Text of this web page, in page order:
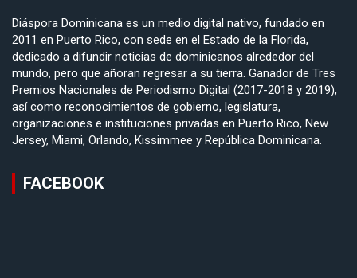
Diáspora Dominicana es un medio digital nativo, fundado en
2011 en Puerto Rico, con sede en el Estado de la Florida,
dedicado a difundir noticias de dominicanos alrededor del
mundo, pero que añoran regresar a su tierra. Ganador de Tres
Premios Nacionales de Periodismo Digital (2017-2018 y 2019),
así como reconocimientos de gobierno, legislatura,
organizaciones e instituciones privadas en Puerto Rico, New
Jersey, Miami, Orlando, Kissimmee y República Dominicana.
FACEBOOK